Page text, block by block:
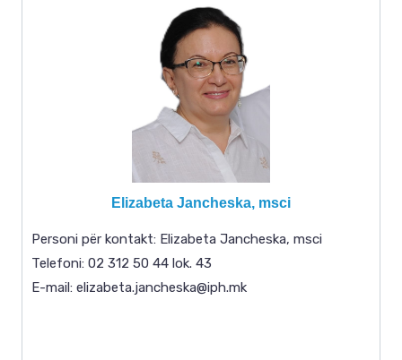
Elizabeta Jancheska, msci
Personi për kontakt: Elizabeta Jancheska, msci
Telefoni: 02 312 50 44 lok. 43
E-mail: elizabeta.jancheska@iph.mk